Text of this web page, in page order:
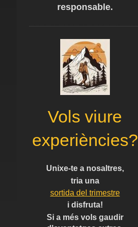
responsable.
Vols viure
experiències?
Unixe-te a nosaltres,
tria una
sortida del trimestre
i disfruta!
Si a més vols gaudir